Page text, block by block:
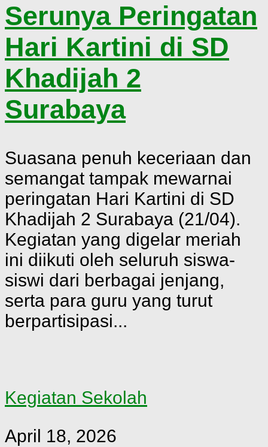
Serunya Peringatan
Hari Kartini di SD
Khadijah 2
Surabaya
Suasana penuh keceriaan dan
semangat tampak mewarnai
peringatan Hari Kartini di SD
Khadijah 2 Surabaya (21/04).
Kegiatan yang digelar meriah
ini diikuti oleh seluruh siswa-
siswi dari berbagai jenjang,
serta para guru yang turut
berpartisipasi...
Kegiatan Sekolah
April 18, 2026